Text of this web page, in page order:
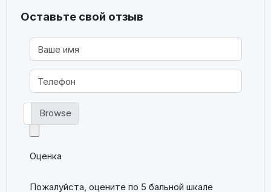
Оставьте свой отзыв
Фото
Оценка
Пожалуйста, оцените по 5 бальной шкале